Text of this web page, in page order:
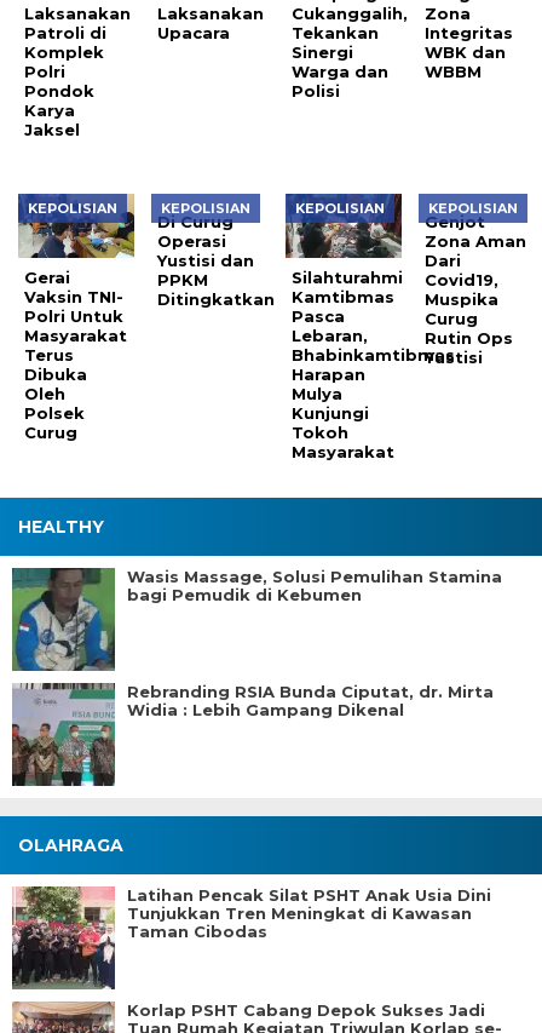
Laksanakan
Patroli di
Komplek
Polri
Pondok
Karya
Jaksel
Laksanakan
Upacara
Cukanggalih,
Tekankan
Sinergi
Warga dan
Polisi
Zona
Integritas
WBK dan
WBBM
KEPOLISIAN
Gerai
Vaksin TNI-
Polri Untuk
Masyarakat
Terus
Dibuka
Oleh
Polsek
Curug
KEPOLISIAN
Di Curug
Operasi
Yustisi dan
PPKM
Ditingkatkan
KEPOLISIAN
Silahturahmi
Kamtibmas
Pasca
Lebaran,
Bhabinkamtibmas
Harapan
Mulya
Kunjungi
Tokoh
Masyarakat
KEPOLISIAN
Genjot
Zona Aman
Dari
Covid19,
Muspika
Curug
Rutin Ops
Yustisi
HEALTHY
Wasis Massage, Solusi Pemulihan Stamina
bagi Pemudik di Kebumen
Rebranding RSIA Bunda Ciputat, dr. Mirta
Widia : Lebih Gampang Dikenal
OLAHRAGA
Latihan Pencak Silat PSHT Anak Usia Dini
Tunjukkan Tren Meningkat di Kawasan
Taman Cibodas
Korlap PSHT Cabang Depok Sukses Jadi
Tuan Rumah Kegiatan Triwulan Korlap se-